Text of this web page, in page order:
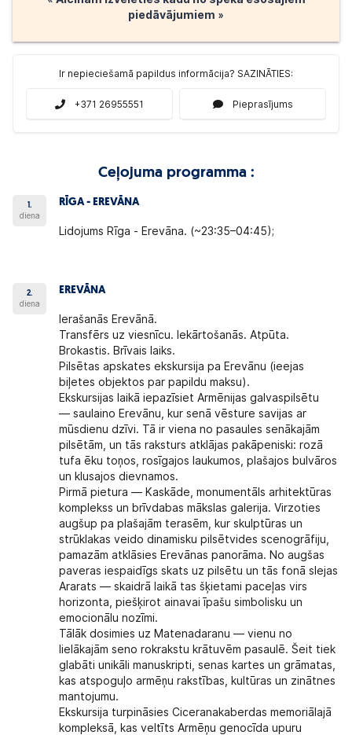
piedāvājumiem »
Ir nepieciešamā papildus informācija? SAZINĀTIES:
+371 26955551 Pieprasījums
Ceļojuma programma :
1.
diena
RĪGA - EREVĀNA
Lidojums Rīga - Erevāna. (~23:35–04:45);
2.
diena
EREVĀNA
Ierašanās Erevānā.
Transfērs uz viesnīcu. Iekārtošanās. Atpūta.
Brokastis. Brīvais laiks.
Pilsētas apskates ekskursija pa Erevānu (ieejas
biļetes objektos par papildu maksu).
Ekskursijas laikā iepazīsiet Armēnijas galvaspilsētu
— saulaino Erevānu, kur senā vēsture savijas ar
mūsdienu dzīvi. Tā ir viena no pasaules senākajām
pilsētām, un tās raksturs atklājas pakāpeniski: rozā
tufa ēku toņos, rosīgajos laukumos, plašajos bulvāros
un klusajos dievnamos.
Pirmā pietura — Kaskāde, monumentāls arhitektūras
komplekss un brīvdabas mākslas galerija. Virzoties
augšup pa plašajām terasēm, kur skulptūras un
strūklakas veido dinamisku pilsētvides scenogrāfiju,
pamazām atklāsies Erevānas panorāma. No augšas
paveras iespaidīgs skats uz pilsētu un tās fonā slejas
Ararats — skaidrā laikā tas šķietami paceļas virs
horizonta, piešķirot ainavai īpašu simbolisku un
emocionālu nozīmi.
Tālāk dosimies uz Matenadaranu — vienu no
lielākajām seno rokrakstu krātuvēm pasaulē. Šeit tiek
glabāti unikāli manuskripti, senas kartes un grāmatas,
kas atspoguļo armēņu rakstības, kultūras un zinātnes
mantojumu.
Ekskursija turpināsies Ciceranakaberdas memoriālajā
kompleksā, kas veltīts Armēņu genocīda upuru